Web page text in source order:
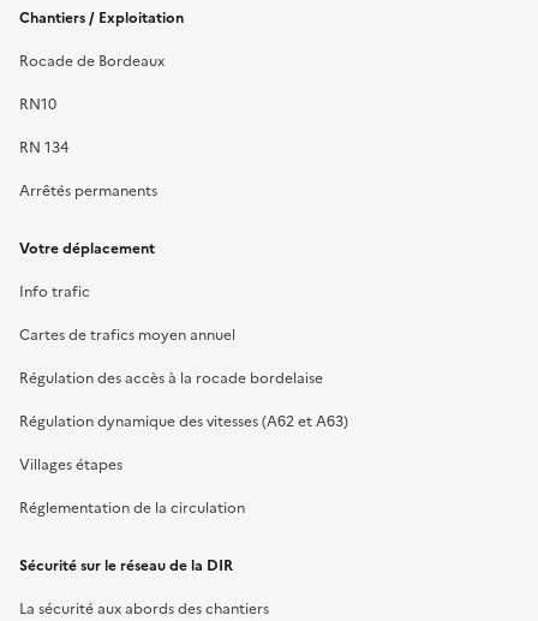
Chantiers / Exploitation
Rocade de Bordeaux
RN10
RN 134
Arrêtés permanents
Votre déplacement
Info trafic
Cartes de trafics moyen annuel
Régulation des accès à la rocade bordelaise
Régulation dynamique des vitesses (A62 et A63)
Villages étapes
Réglementation de la circulation
Sécurité sur le réseau de la DIR
La sécurité aux abords des chantiers